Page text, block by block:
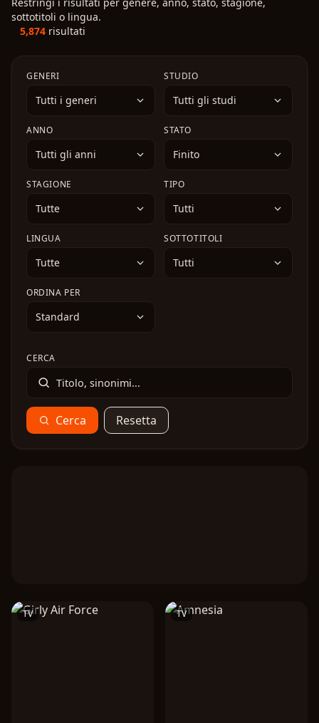
classe del Cavaliere Pesante è in realtà la più forte che
esista. Usando la sua intelligenza e le conoscenze
della sua precedente vita, Elma inizia la sua avventura
tranquilla dell’area fumatori, la sua vita inizia
lentamente a cambiare...
sorella, i suoi amici e i vicini di casa cercano di
aiutarla mentre lei combina guai dopo guai,
affrontando piccoli drammi quotidiani con ironia e
sottotitoli o lingua.
5,874 risultati
GENERI
Tutti i generi
STUDIO
Tutti gli studi
ANNO
Tutti gli anni
STATO
Finito
STAGIONE
Tutte
TIPO
Tutti
LINGUA
Tutte
SOTTOTITOLI
Tutti
ORDINA PER
Standard
CERCA
Cerca Resetta
TV TV